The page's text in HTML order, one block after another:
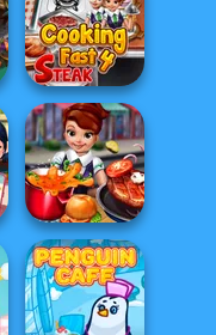
Penguin Diner
Cooking Fast 4
Steak
Cooking Fast